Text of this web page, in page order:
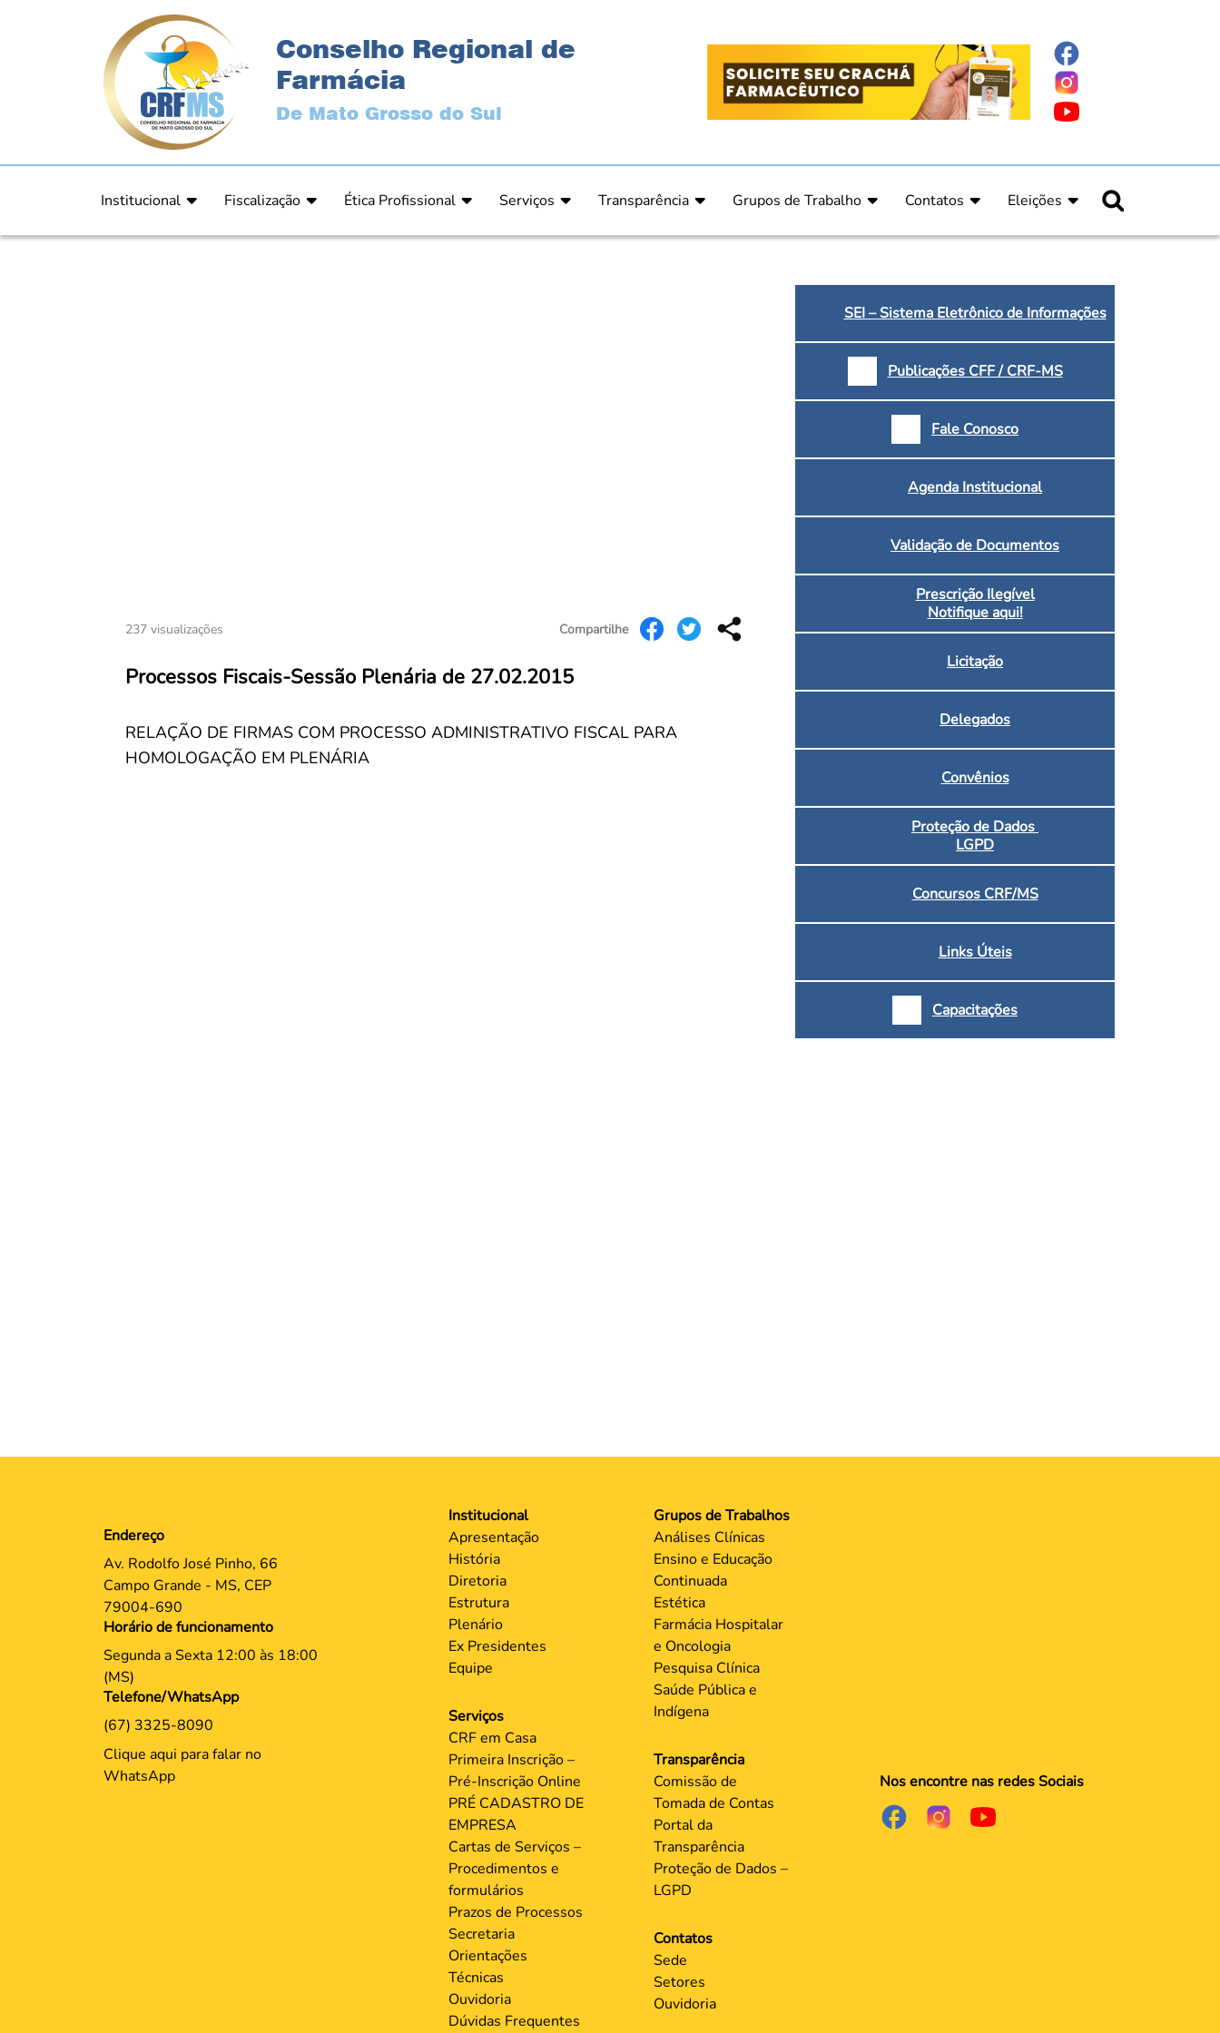
Conselho Regional de
Farmácia
De Mato Grosso do Sul
Institucional
Fiscalização
Ética Profissional
Serviços
Convenção Coletiva 2025/2026 – Piso salarial Farmácias e Drogaria
Consulta de Farmacêuticos e Estabelecimentos Inscritos no CRF/MS
Transparência
Grupos de Trabalho
Farmácia Hospitalar e Oncologia
Saúde Pública e Indígena
Contatos
Eleições
Candidatos
237 visualizações Compartilhe
Processos Fiscais-Sessão Plenária de 27.02.2015
RELAÇÃO DE FIRMAS COM PROCESSO ADMINISTRATIVO FISCAL PARA
HOMOLOGAÇÃO EM PLENÁRIA
SEI – Sistema Eletrônico de Informações
Publicações CFF / CRF-MS
Fale Conosco
Agenda Institucional
Validação de Documentos
Prescrição Ilegível
Notifique aqui!
Licitação
Delegados
Convênios
Proteção de Dados
LGPD
Concursos CRF/MS
Links Úteis
Capacitações
Endereço
Av. Rodolfo José Pinho, 66
Campo Grande - MS, CEP
79004-690
Horário de funcionamento
Segunda a Sexta 12:00 às 18:00
(MS)
Telefone/WhatsApp
(67) 3325-8090
Clique aqui para falar no
WhatsApp
Institucional
Apresentação
História
Diretoria
Estrutura
Plenário
Ex Presidentes
Equipe
Serviços
CRF em Casa
Primeira Inscrição –
Pré-Inscrição Online
PRÉ CADASTRO DE
EMPRESA
Cartas de Serviços –
Procedimentos e
formulários
Prazos de Processos
Secretaria
Orientações
Técnicas
Ouvidoria
Dúvidas Frequentes
Grupos de Trabalhos
Análises Clínicas
Ensino e Educação
Continuada
Estética
Farmácia Hospitalar
e Oncologia
Pesquisa Clínica
Saúde Pública e
Indígena
Transparência
Comissão de
Tomada de Contas
Portal da
Transparência
Proteção de Dados –
LGPD
Contatos
Sede
Setores
Ouvidoria
Nos encontre nas redes Sociais